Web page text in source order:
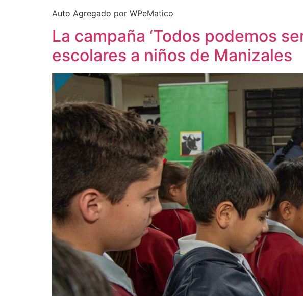
Auto Agregado por WPeMatico
La campaña ‘Todos podemos
escolares a niños de Manizales